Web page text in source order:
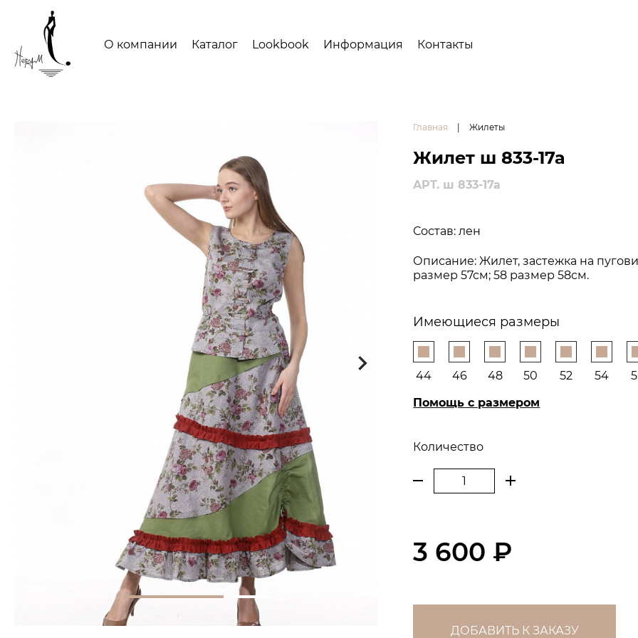
О компании Каталог Lookbook Информация Контакты
Главная Жилеты
Жилет ш 833-17а
APT. ш 833-17а
Состав: лен
Описание: Жилет, застежка на
размер 57см; 58 размер 58см.
Имеющиеся размеры
44 46 48 50 52 54
Помощь с размером
Количество
3 600 ₽
ДОБАВИТЬ К ЗАКАЗУ